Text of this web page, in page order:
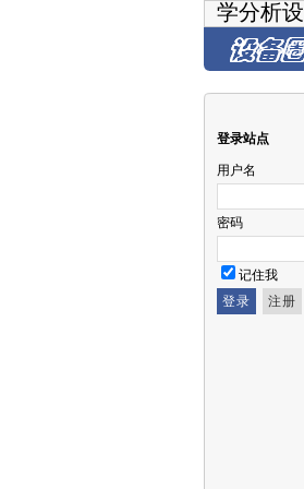
学分析
登录站点
用户名
密码
记住我